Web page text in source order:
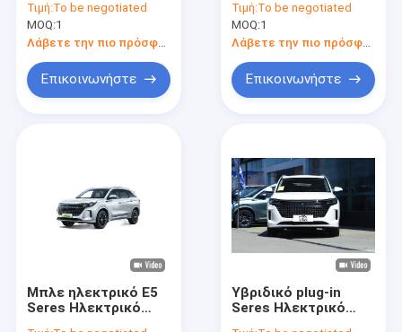
ίππους Και οδήγηση
χωρίς εκπομπές
Τιμή:To be negotiated
MOQ:1
Λάβετε την πιο πρόσφατη τιμή
Επικοινωνήστε
αυτοκίνητα SUV 8
ώρες Χρόνος
φόρτισης
Τιμή:To be negotiated
MOQ:1
Επικοινωνήστε
Μπλε ηλεκτρικό E5
Seres Ηλεκτρικό
Υβριδικό plug-in
Seres Ηλεκτρικό